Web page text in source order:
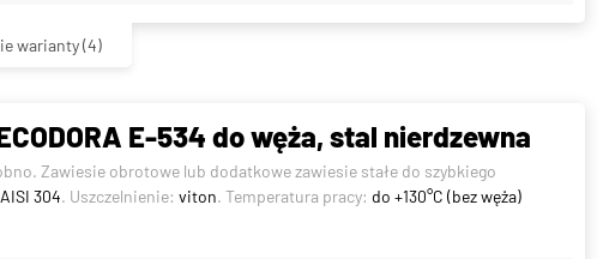
warianty(4)
E-534 do węża, stal nierdzewna
Zawiesie obrotowe lub dodatkowe zawiesie stałe do szybkiego
304. Uszczelnienie: viton. Temperatura pracy: do +130°C (bez węża)